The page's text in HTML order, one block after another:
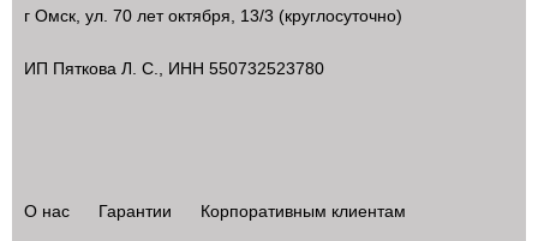
г Омск ул. 70 лет октября, 13/3 (круглосуточно)
ИП Пяткова Л. С., ИНН 550732523780
О нас Гарантии
Корпоративным клиентам